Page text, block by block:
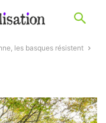
les basques résistent